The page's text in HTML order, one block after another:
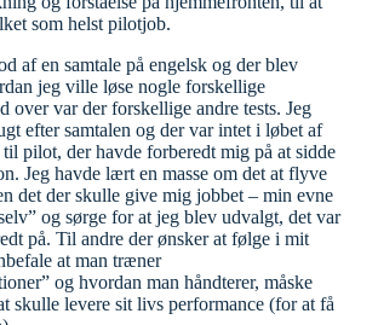
som helst pilotjob.
af en samtale på engelsk og der blev
jeg ville løse nogle forskellige
over var der forskellige andre tests. Jeg
efter samtalen og der var intet i løbet af
pilot, der havde forberedt mig på at sidde
Jeg havde lært en masse om det at flyve
det der skulle give mig jobbet – min evne
og sørge for at jeg blev udvalgt, det var
på. Til andre der ønsker at følge i mit
at man træner
og hvordan man håndterer, måske
skulle levere sit livs performance (for at få